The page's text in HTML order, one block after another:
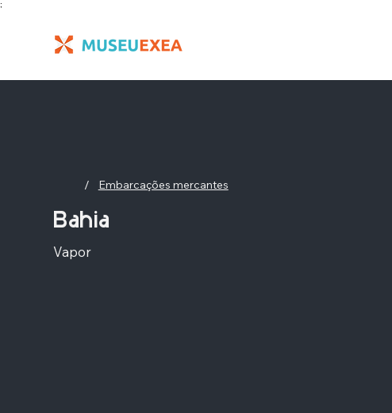
;
/ Embarcações mercantes
Bahia
Vapor